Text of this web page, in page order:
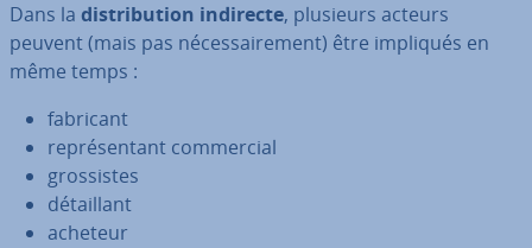
Dans la dis­tri­bu­tion indirecte, plusieurs acteurs
peuvent (mais pas né­ces­sai­re­ment) être impliqués en
même temps :
fabricant
re­pré­sen­tant com­mer­cial
gros­sistes
dé­tail­lant
acheteur